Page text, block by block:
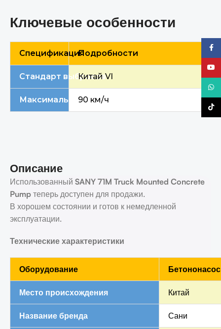
Ключевые особенности
СпецификацияПодробности
Стандарт выбросов
Китай VI
Максимальная скорость на дороге
90 км/ч
Описание
Использованный SANY 71M Truck Mounted Concrete
Pump теперь доступен для продажи.
В хорошем состоянии и готов к немедленной
эксплуатации.
Технические характеристики
Оборудование
Место происхождения Китай
Название бренда Сани